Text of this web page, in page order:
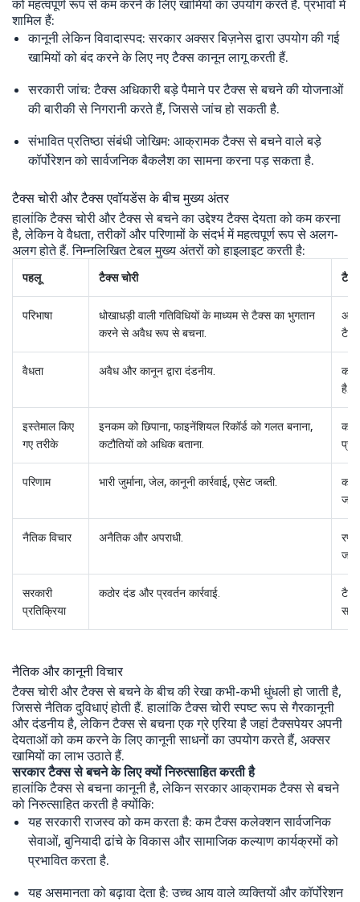
को महत्वपूर्ण रूप से कम करने के लिए खामियों का उपयोग करते हैं. प्रभावों में
शामिल हैं:
कानूनी लेकिन विवादास्पद: सरकार अक्सर बिज़नेस द्वारा उपयोग की गई
खामियों को बंद करने के लिए नए टैक्स कानून लागू करती हैं.
सरकारी जांच: टैक्स अधिकारी बड़े पैमाने पर टैक्स से बचने की योजनाओं
की बारीकी से निगरानी करते हैं, जिससे जांच हो सकती है.
संभावित प्रतिष्ठा संबंधी जोखिम: आक्रामक टैक्स से बचने वाले बड़े
कॉर्पोरेशन को सार्वजनिक बैकलैश का सामना करना पड़ सकता है.
टैक्स चोरी और टैक्स एवॉयडेंस के बीच मुख्य अंतर
हालांकि टैक्स चोरी और टैक्स से बचने का उद्देश्य टैक्स देयता को कम करना
है, लेकिन वे वैधता, तरीकों और परिणामों के संदर्भ में महत्वपूर्ण रूप से अलग-
अलग होते हैं. निम्नलिखित टेबल मुख्य अंतरों को हाइलाइट करती है:
पहलू टैक्स चोरी
परिभाषा
धोखाधड़ी वाली गतिविधियों के माध्यम से टैक्स का भुगतान
करने से अवैध रूप से बचना.
वैधता अवैध और कानून द्वारा दंडनीय.
है.
इस्तेमाल किए
गए तरीके
इनकम को छिपाना, फाइनेंशियल रिकॉर्ड को गलत बनाना,
कटौतियों को अधिक बताना.
परिणाम भारी जुर्माना, जेल, कानूनी कार्रवाई, एसेट जब्ती.
जा
नैतिक विचार अनैतिक और अपराधी.
सरकारी
प्रतिक्रिया
कठोर दंड और प्रवर्तन कार्रवाई.
नैतिक और कानूनी विचार
टैक्स चोरी और टैक्स से बचने के बीच की रेखा कभी-कभी धुंधली हो जाती है,
जिससे नैतिक दुविधाएं होती हैं. हालांकि टैक्स चोरी स्पष्ट रूप से गैरकानूनी
और दंडनीय है, लेकिन टैक्स से बचना एक ग्रे एरिया है जहां टैक्सपेयर अपनी
देयताओं को कम करने के लिए कानूनी साधनों का उपयोग करते हैं, अक्सर
खामियों का लाभ उठाते हैं.
सरकार टैक्स से बचने के लिए क्यों निरुत्साहित करती है
हालांकि टैक्स से बचना कानूनी है, लेकिन सरकार आक्रामक टैक्स से बचने
को निरुत्साहित करती है क्योंकि:
यह सरकारी राजस्व को कम करता है: कम टैक्स कलेक्शन सार्वजनिक
सेवाओं, बुनियादी ढांचे के विकास और सामाजिक कल्याण कार्यक्रमों को
प्रभावित करता है.
यह असमानता को बढ़ावा देता है: उच्च आय वाले व्यक्तियों और कॉर्पोरेशन